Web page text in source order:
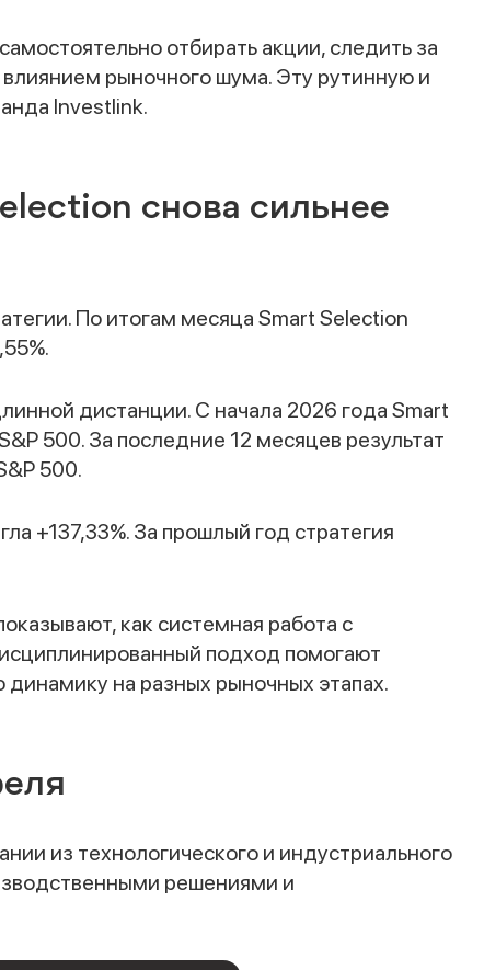
отбирать акции, следить за
рыночного шума. Эту рутинную и
Investlink.
снова сильнее
По итогам месяца Smart Selection
дистанции. С начала 2026 года Smart
500. За последние 12 месяцев результат
500.
+137,33%. За прошлый год стратегия
как системная работа с
подход помогают
на разных рыночных этапах.
из технологического и индустриального
решениями и
Наши консультанты свяжутся с вами в